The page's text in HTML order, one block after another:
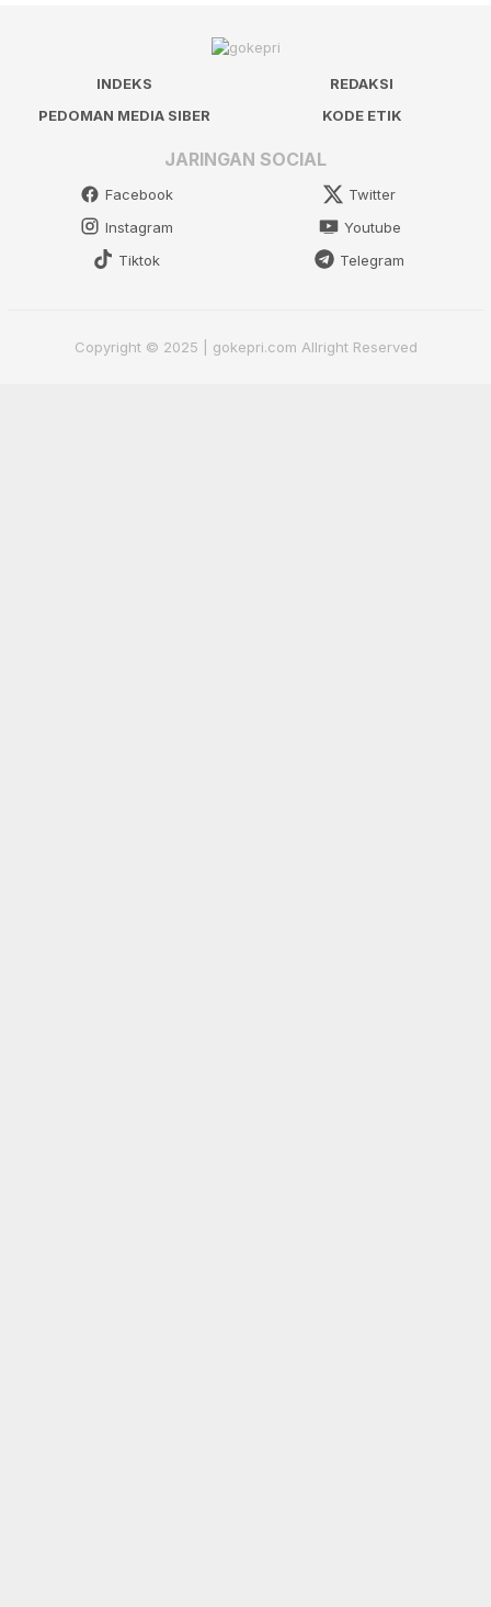
INDEKS
REDAKSI
PEDOMAN MEDIA SIBER
KODE ETIK
JARINGAN SOCIAL
Facebook
Twitter
Instagram
Youtube
Tiktok
Telegram
Copyright © 2025 | gokepri.com Allright Reserved